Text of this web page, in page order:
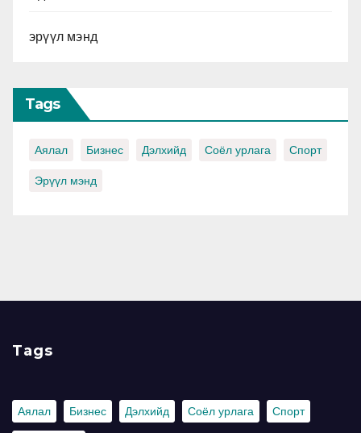
эрүүл мэнд
Tags
Аялал Бизнес Дэлхийд Соёл урлага Спорт
Эрүүл мэнд
Tags
Аялал Бизнес Дэлхийд Соёл урлага Спорт